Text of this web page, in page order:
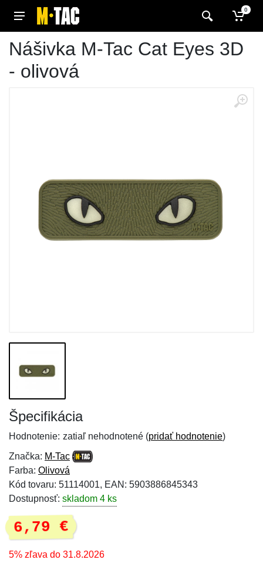
0
Nášivka M-Tac Cat Eyes 3D
- olivová
Špecifikácia
Hodnotenie: zatiaľ nehodnotené (pridať hodnotenie)
Značka: M-Tac
Farba: Olivová
Kód tovaru: 51114001, EAN: 5903886845343
Dostupnosť: skladom 4 ks
6,79 €
5% zľava do 31.8.2026